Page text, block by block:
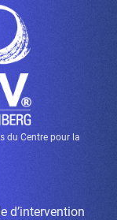
du Centre pour la
d’intervention